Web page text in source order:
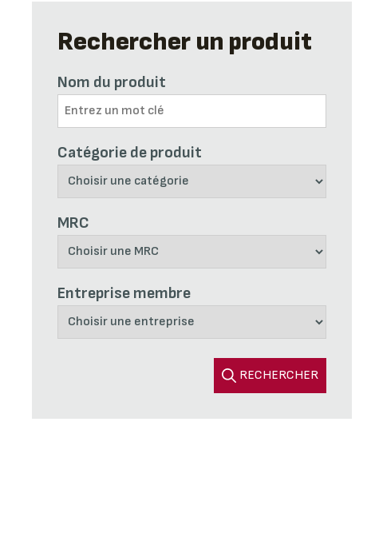
Rechercher un produit
Nom du produit
Catégorie de produit
MRC
Entreprise membre
RECHERCHER